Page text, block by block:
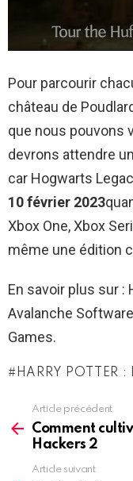
Pour parcourir
château de
que nous pouvons
devrons attendre
car Hogwarts
10 février 2023
Xbox One, Xbox
même une édition
En savoir plus sur :
Avalanche
Games.
HARRY POTTER :
more
Article précédent
Comment
Hackers 2
Article suivant